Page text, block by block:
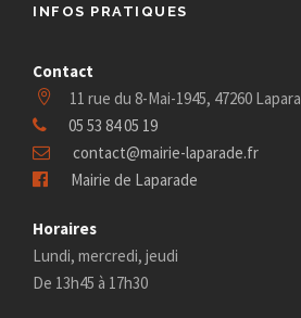
INFOS PRATIQUES
Contact
11 rue du 8-Mai-1945, 47260
05 53 84 05 19
contact@mairie-laparade.fr
Mairie de Laparade
Horaires
Lundi, mercredi, jeudi
De 13h45 à 17h30